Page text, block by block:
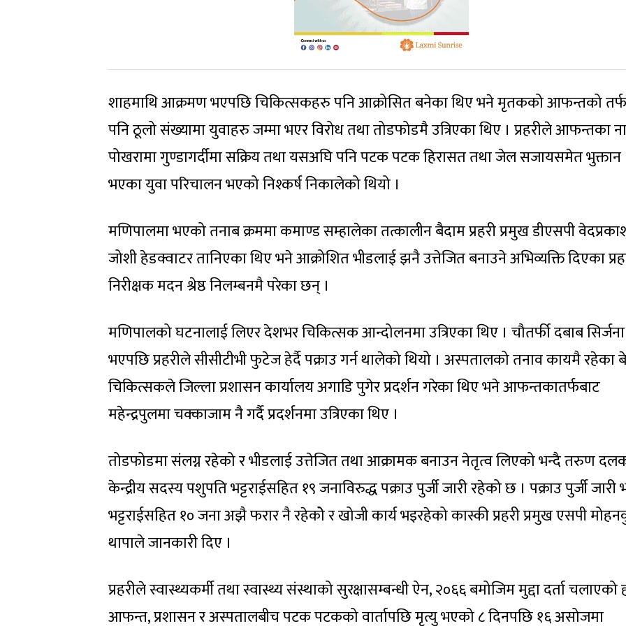
शाहमाथि आक्रमण भएपछि चिकित्सकहरु पनि आक्रोसित बनेका थिए भने मृतकको आफन्तको
पनि ठूलो संख्यामा युवाहरु जम्मा भएर विरोध तथा तोडफोडमै उत्रिएका थिए । प्रहरीले आफन्तका
पोखरामा गुण्डागर्दीमा सक्रिय तथा यसअघि पनि पटक पटक हिरासत तथा जेल सजायसमेत भुक्तान
भएका युवा परिचालन भएको निश्कर्ष निकालेको थियो ।
मणिपालमा भएको तनाब क्रममा कमाण्ड सम्हालेका तत्कालीन बैदाम प्रहरी प्रमुख डीएसपी
जोशी हेडक्वाटर तानिएका थिए भने आक्रोशित भीडलाई झनै उत्तेजित बनाउने अभिव्यक्ति दिएका
निरीक्षक मदन श्रेष्ठ निलम्बनमै परेका छन् ।
मणिपालको घटनालाई लिएर देशभर चिकित्सक आन्दोलनमा उत्रिएका थिए । चौतर्फी दबाब सिर्जना
भएपछि प्रहरीले सीसीटीभी फुटेज हेर्दै पक्राउ गर्न थालेको थियो । अस्पतालको तनाव कायमै रहेका
चिकित्सकले जिल्ला प्रशासन कार्यालय अगाडि पुगेर प्रदर्शन गरेका थिए भने आफन्तकातर्फबाट
महेन्द्रपुलमा चक्काजाम नै गर्दै प्रदर्शनमा उत्रिएका थिए ।
तोडफोडमा संलग्न रहेको र भीडलाई उत्तेजित तथा आक्रामक बनाउन नेतृत्व लिएको भन्दै तरुण
केन्द्रीय सदस्य पशुपति भट्टराईसहित १९ जनाविरुद्ध पक्राउ पुर्जी जारी रहेको छ । पक्राउ पुर्जी
भट्टराईसहित १० जना अझै फरार नै रहेकोे र खोजी कार्य भइरहेको कास्की प्रहरी प्रमुख एसपी
थापाले जानकारी दिए ।
प्रहरीले स्वास्थ्यकर्मी तथा स्वास्थ्य संस्थाको सुरक्षासम्बन्धी ऐन, २०६६ बमोजिम मुद्दा दर्ता चलाएको
आफन्त, प्रशासन र अस्पतालबीच पटक पटकको वार्तापछि मृत्यु भएको ८ दिनपछि १६ असोजमा